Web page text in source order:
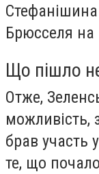
Брюсселя
Що пішло
Отже,
можливість,
брав участь
те, що